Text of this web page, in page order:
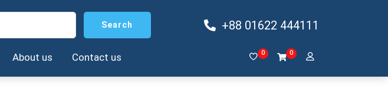
Search
About us Contact us
+88 01622 444111
0 0